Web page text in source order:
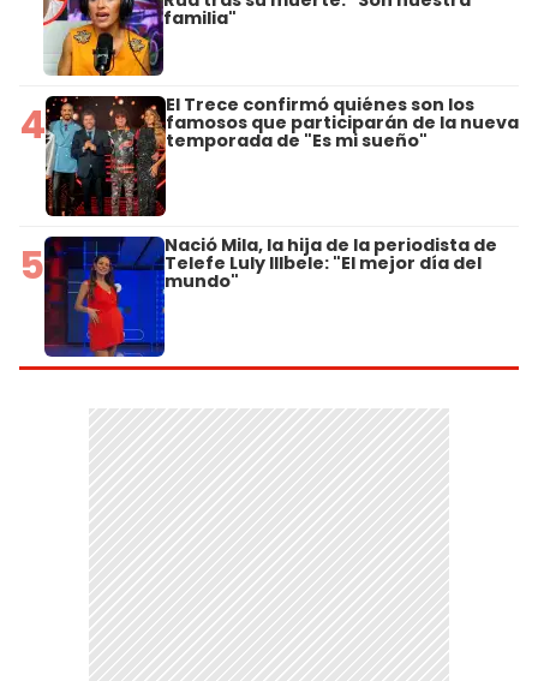
familia"
4 El Trece confirmó quiénes son los
famosos que participarán de la nueva
temporada de "Es mi sueño"
5 Nació Mila, la hija de la periodista de
Telefe Luly Illbele: "El mejor día del
mundo"